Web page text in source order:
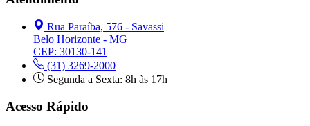
Rua Paraíba, 576 - Savassi
Belo Horizonte - MG
CEP: 30130-141
(31) 3269-2000
Segunda a Sexta: 8h às 17h
Acesso Rápido